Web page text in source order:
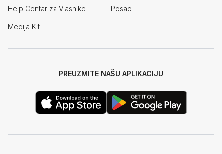
Help Centar za Vlasnike Posao
Medija Kit
PREUZMITE NAŠU APLIKACIJU